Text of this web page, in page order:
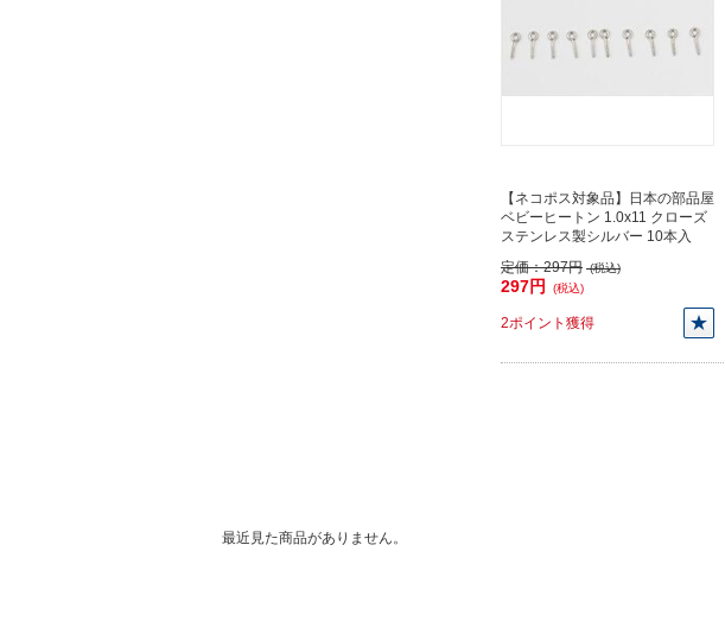
【ネコポス対象品】日本の部品屋
ベビーヒートン 1.0x11 クローズ
ステンレス製シルバー 10本入
定価：297円 (税込)
297円 (税込)
2ポイント獲得
最近見た商品がありません。